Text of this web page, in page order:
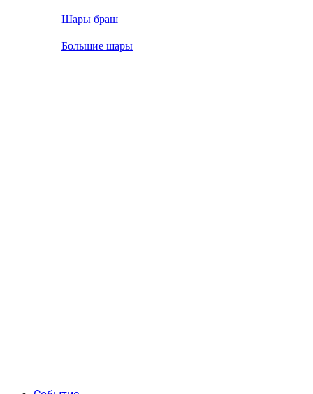
Шары браш
Большие шары